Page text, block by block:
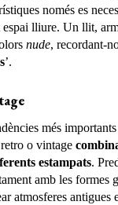
només es
lliure. Un llit,
nude, recordant-
’.
més importants
retro o vintage
estampats.
amb les formes
atmosferes antigues